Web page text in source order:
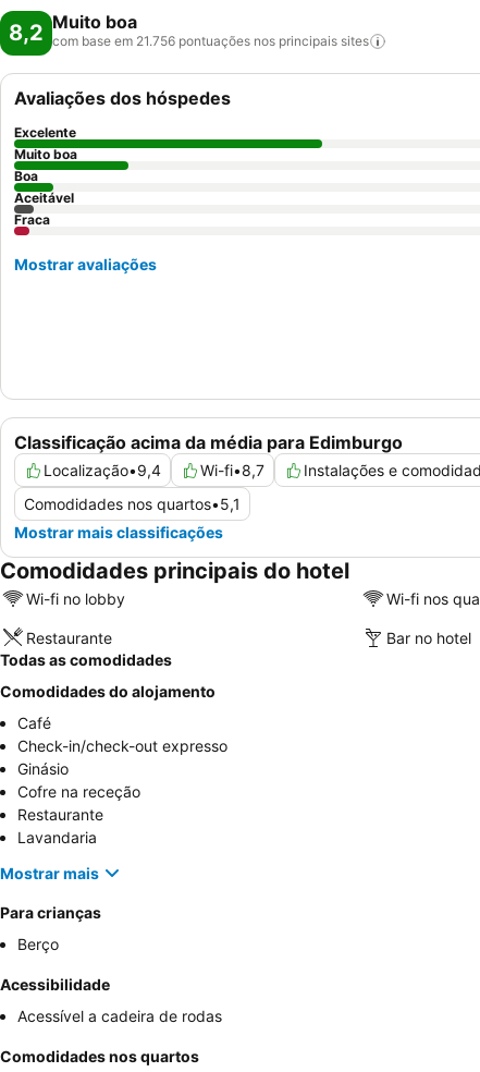
8,2 Muito boa
com base em 21.756 pontuações nos principais sites
Classificação acima da média para Edimburgo
Localização•9,4 Wi-fi•8,7 Instalações e
Comodidades nos quartos•5,1
Mostrar mais classificações
Avaliações dos hóspedes
Excelente
Muito boa
Boa
Aceitável
Fraca
Mostrar avaliações
Comodidades principais do hotel
Wi-fi no lobby Wi-fi nos
Restaurante Bar no hotel
Todas as comodidades
Comodidades do alojamento
Café
Check-in/check-out expresso
Ginásio
Cofre na receção
Restaurante
Lavandaria
Mostrar mais
Para crianças
Berço
Acessibilidade
Acessível a cadeira de rodas
Comodidades nos quartos